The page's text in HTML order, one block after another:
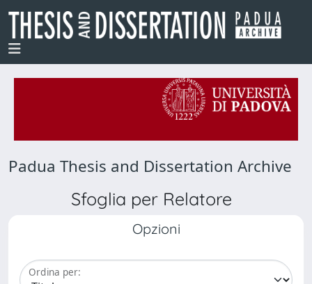
Padua Thesis and Dissertation Archive
Sfoglia per Relatore
Opzioni
Ordina per: